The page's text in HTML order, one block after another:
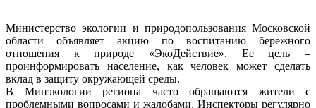
Министерство экологии и природопользования Московской
области объявляет акцию по воспитанию бережного
отношения к природе «ЭкоДействие». Ее цель –
проинформировать население, как человек может сделать
вклад в защиту окружающей среды.
В Минэкологии региона часто обращаются жители с
проблемными вопросами и жалобами. Инспекторы регулярно